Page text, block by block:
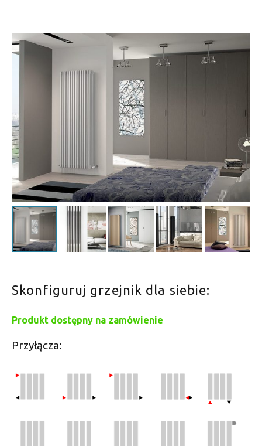
Skonfiguruj grzejnik dla siebie:
Produkt dostępny na zamówienie
Przyłącza: